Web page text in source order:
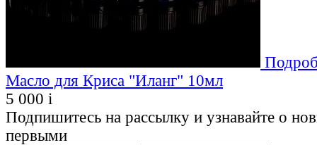
Масло для Криса "Иланг" 10мл
5 000 i
Подпишитесь на рассылку и узнавайте о
первыми